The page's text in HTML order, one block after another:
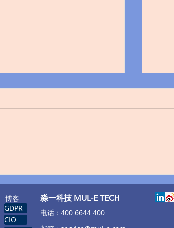
黑客谈和，用户免被勒索数
已销毁
客
博客
GDPR
CIO
​淼一科技 MUL-E TECH
​电话：400 6644 400